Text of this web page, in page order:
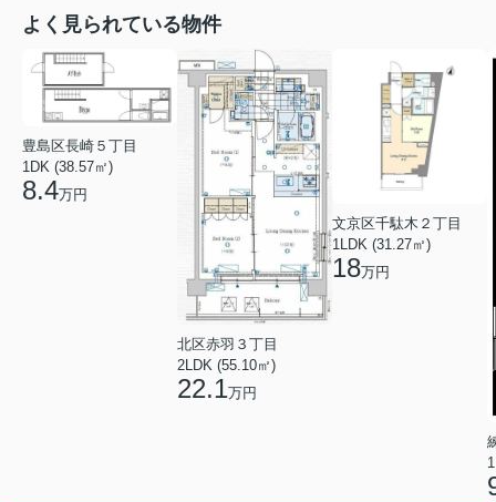
よく見られている物件
豊島区長崎５丁目
1DK (38.57㎡)
8.4万円
北区赤羽３丁目
2LDK (55.10㎡)
22.1万円
文京区千駄木２丁目
1LDK (31.27㎡)
18万円